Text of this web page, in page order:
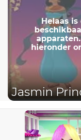
Helaas
hieronder
Jasmin